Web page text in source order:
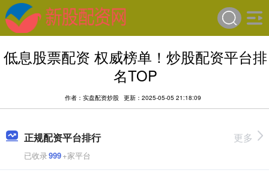
低息股票配资 权威榜单！炒股配资平台排
名TOP
作者：实盘配资炒股 更新：2025-05-05 21:18:09
正规配资平台排行
已收录999+家平台
更多